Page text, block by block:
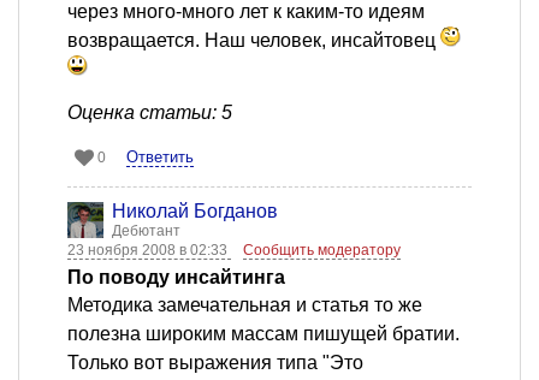
через много-много лет к каким-то идеям
возвращается. Наш человек, инсайтовец
Оценка статьи: 5
0 Ответить
Николай Богданов
Дебютант
23 ноября 2008 в 02:33
Сообщить модератору
По поводу инсайтинга
Методика замечательная и статья то же
полезна широким массам пишущей братии.
Только вот выражения типа "Это